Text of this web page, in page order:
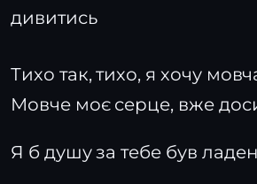
дивитись
Тихо так, тихо, я хочу
Мовче моє серце, вже
Я б душу за тебе був ладен